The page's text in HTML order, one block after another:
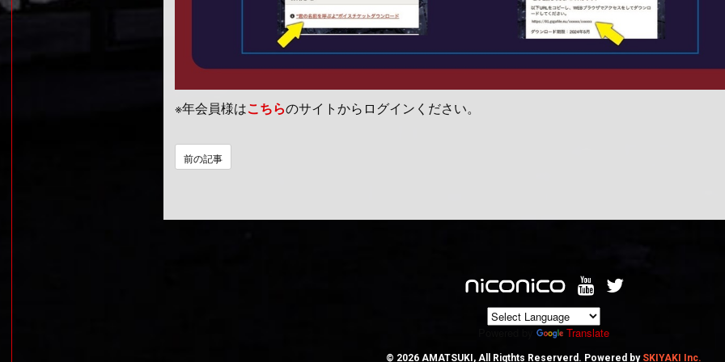
※年会員様はこちらのサイトからログインください。
前の記事
Translate
© 2026 AMATSUKI, All Rigthts Reserverd. Powered by SKIYAKI Inc.